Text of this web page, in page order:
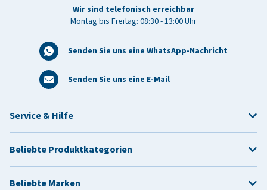
Wir sind telefonisch erreichbar
Montag bis Freitag: 08:30 - 13:00 Uhr
Senden Sie uns eine WhatsApp-Nachricht
Senden Sie uns eine E-Mail
Service & Hilfe
Beliebte Produktkategorien
Beliebte Marken